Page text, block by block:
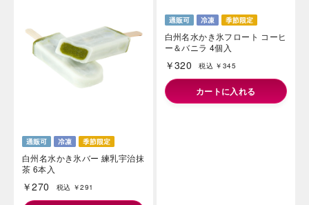
白州名水かき氷バー 練乳宇治抹
茶 6本入
￥270 税込 ￥291